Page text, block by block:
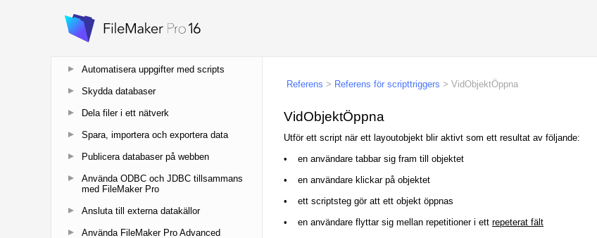
Redigera objekt, layoutdelar och
layoutbakgrund
Automatisera uppgifter med scripts
Skydda databaser
Dela filer i ett nätverk
Spara, importera och exportera data
Publicera databaser på webben
Använda ODBC och JDBC tillsammans
med FileMaker Pro
Ansluta till externa datakällor
Använda FileMaker Pro Advanced